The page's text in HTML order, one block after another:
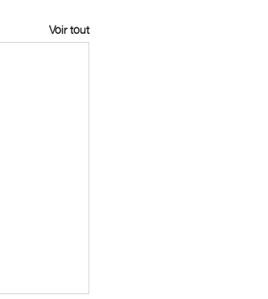
Voir tout